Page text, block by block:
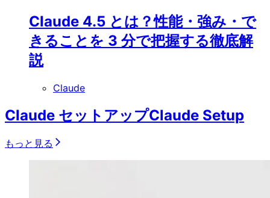
Claude 4.5 とは？性能・強み・で
きることを 3 分で把握する徹底解
説
Claude
Claude セットアップClaude Setup
もっと見る